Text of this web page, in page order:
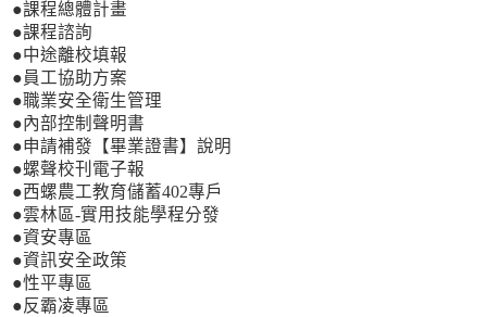
●課程總體計畫
●課程諮詢
●中途離校填報
●員工協助方案
●職業安全衛生管理
●內部控制聲明書
●申請補發【畢業證書】說明
●螺聲校刊電子報
●西螺農工教育儲蓄402專戶
●雲林區-實用技能學程分發
●資安專區
●資訊安全政策
●性平專區
●反霸凌專區